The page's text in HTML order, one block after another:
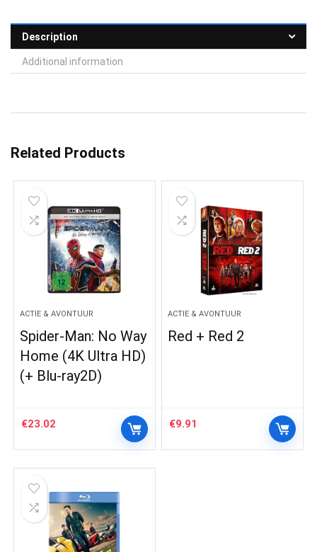
Description
Additional information
Related Products
ACTIE & AVONTUUR
Spider-Man: No Way
Home (4K Ultra HD)
(+ Blu-ray2D)
€23.02
ACTIE & AVONTUUR
Red + Red 2
€9.91